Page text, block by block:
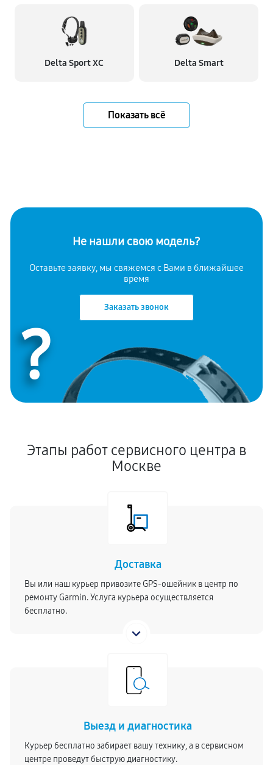
Delta Sport XC Delta Smart
Показать всё
Не нашли свою модель?
Оставьте заявку, мы свяжемся с Вами в ближайшее
время
Заказать звонок
?
Этапы работ сервисного центра в
Москве
Доставка
Вы или наш курьер привозите GPS-ошейник в центр по
ремонту Garmin. Услуга курьера осуществляется
бесплатно.
Выезд и диагностика
Курьер бесплатно забирает вашу технику, а в сервисном
центре проведут быструю диагностику.